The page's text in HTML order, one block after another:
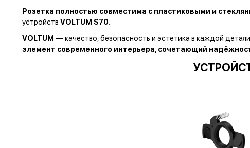
Розетка полностью совместима с пластиковыми и
устройств VOLTUM S70.
VOLTUM — качество, безопасность и эстетика в каждой
элемент современного интерьера, сочетающий